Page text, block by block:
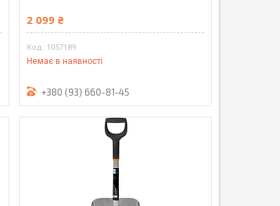
2 099 ₴
1057189
Немає в наявності
+380 (93) 660-81-45